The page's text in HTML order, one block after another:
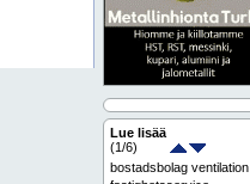
Lue lisää
(1/6)
bostadsbolag ventilation